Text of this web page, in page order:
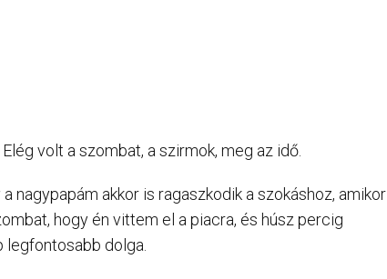
volt a szombat, a szirmok, meg az idő.
nagypapám akkor is ragaszkodik a szokáshoz, amikor
hogy én vittem el a piacra, és húsz percig
legfontosabb dolga.